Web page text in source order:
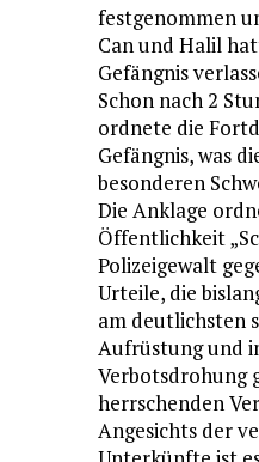
festgenommen
Can und Halil
Gefängnis
Schon nach 2
ordnete die
Gefängnis, was
besonderen
Die Anklage
Öffentlichkeit
Polizeigewalt
Urteile, die
am deutlichsten
Aufrüstung und
Verbotsdrohung
herrschenden
Angesichts der